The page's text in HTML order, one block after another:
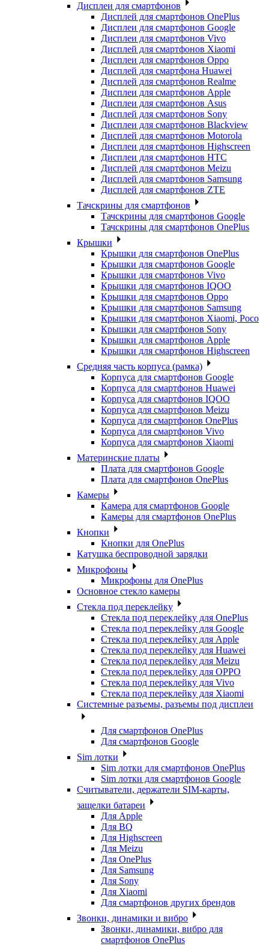
Дисплеи для смартфонов
Дисплей для смартфонов OnePlus
Дисплеи для смартфонов Google
Дисплеи для смартфонов Vivo
Дисплей для смартфонов Xiaomi
Дисплеи для смартфонов Oppo
Дисплей для смартфона Huawei
Дисплей для смартфонов Realme
Дисплеи для смартфонов Apple
Дисплеи для смартфонов Asus
Дисплей для смартфонов Sony
Дисплеи для смартфонов Blackview
Дисплей для смартфонов Motorola
Дисплеи для смартфонов Highscreen
Дисплеи для смартфонов HTC
Дисплей для смартфонов Meizu
Дисплей для смартфонов Samsung
Дисплей для смартфонов ZTE
Тачскрины для смартфонов
Тачскрины для смартфонов Google
Тачскрины для смартфонов OnePlus
Крышки
Крышки для смартфонов OnePlus
Крышки для смартфонов Google
Крышки для смартфонов Vivo
Крышки для смартфонов IQOO
Крышки для смартфонов Oppo
Крышки для смартфонов Samsung
Крышки для смартфонов Xiaomi, Poco
Крышки для смартфонов Sony
Крышки для смартфонов Apple
Крышки для смартфонов Highscreen
Средняя часть корпуса (рамка)
Корпуса для смартфонов Google
Корпуса для смартфонов Huawei
Корпуса для смартфонов IQOO
Корпуса для смартфонов Meizu
Корпуса для смартфонов OnePlus
Корпуса для смартфонов Vivo
Корпуса для смартфонов Xiaomi
Материнские платы
Плата для смартфонов Google
Плата для смартфонов OnePlus
Камеры
Камера для смартфонов Google
Камеры для смартфонов OnePlus
Кнопки
Кнопки для OnePlus
Катушка беспроводной зарядки
Микрофоны
Микрофоны для OnePlus
Основное стекло камеры
Стекла под переклейку
Стекла под переклейку для OnePlus
Стекла под переклейку для Google
Стекла под переклейку для Apple
Стекла под переклейку для Huawei
Стекла под переклейку для Meizu
Стекла под переклейку для OPPO
Стекла под переклейку для Vivo
Стекла под переклейку для Xiaomi
Системные разъемы, разъемы под дисплеи
Для смартфонов OnePlus
Для смартфонов Google
Sim лотки
Sim лотки для смартфонов OnePlus
Sim лотки для смартфонов Google
Считыватели, держатели SIM-карты,
защелки батареи
Для Apple
Для BQ
Для Highscreen
Для Meizu
Для OnePlus
Для Samsung
Для Sony
Для Xiaomi
Для смартфонов других брендов
Звонки, динамики и вибро
Звонки, динамики, вибро для
смартфонов OnePlus